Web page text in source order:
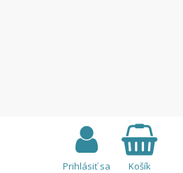
Prihlásiť sa Košík